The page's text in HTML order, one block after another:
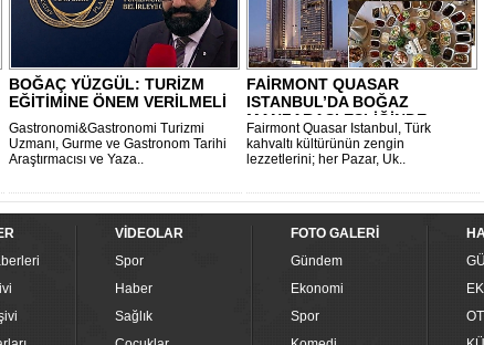
BOĞAÇ YÜZGÜL: TURİZM
EĞİTİMİNE ÖNEM VERİLMELİ
Gastronomi&Gastronomi Turizmi
Uzmanı, Gurme ve Gastronom Tarihi
Araştırmacısı ve Yaza..
FAİRMONT QUASAR
ISTANBUL’DA BOĞAZ
MANZARASI EŞLİĞİNDE
GELENE..
Fairmont Quasar Istanbul, Türk
kahvaltı kültürünün zengin
lezzetlerini; her Pazar, Uk..
VİDEOLAR
Spor
Haber
Sağlık
FOTO GALERİ
Gündem
Ekonomi
Spor